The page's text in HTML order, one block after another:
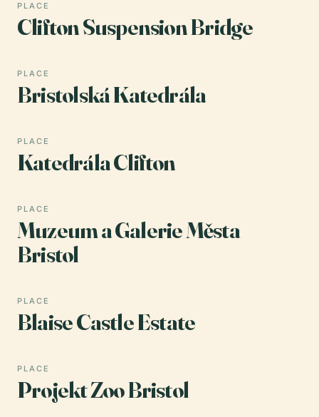
PLACE
Clifton Suspension Bridge
PLACE
Bristolská Katedrála
PLACE
Katedrála Clifton
PLACE
Muzeum a Galerie Města
Bristol
PLACE
Blaise Castle Estate
PLACE
Projekt Zoo Bristol